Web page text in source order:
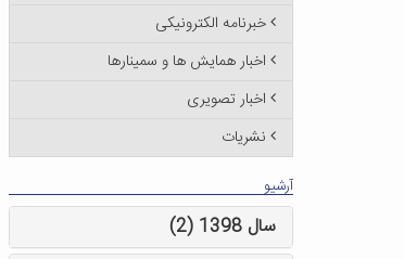
خبرنامه الکترونیکی
اخبار همایش ها و سمینارها
اخبار تصویری
نشریات
آرشیو
سال 1398 (2)